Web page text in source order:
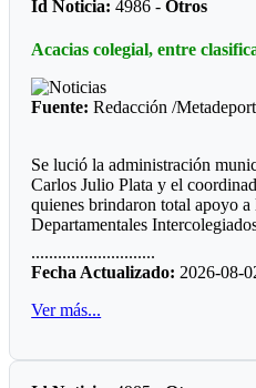
deporte del turmequé. Estos
administración, es José Vicente
actualmente es el administrador
Id Noticia: 4986 -Otros
Acacias colegial, entre
Fuente: Redacción /
Se lució la administración
Carlos Julio Plata y el
quienes brindaron total apoyo
Departamentales
El equipo administrativo y
detalle para que la
letra. Desde ya la Alcaldía de
de los escenarios que requiere
............................
Fecha Actualizado: 2026-08-
Ver más...